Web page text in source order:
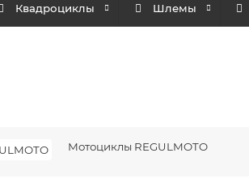
Квадроциклы Шлемы
Мотоциклы REGULMOTO